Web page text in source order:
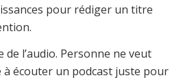
pour rédiger un titre
de l’audio. Personne ne veut
à écouter un podcast juste pour